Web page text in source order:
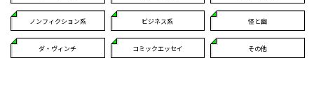
ノンフィクション系 ビジネス系 怪と幽
ダ・ヴィンチ コミックエッセイ その他